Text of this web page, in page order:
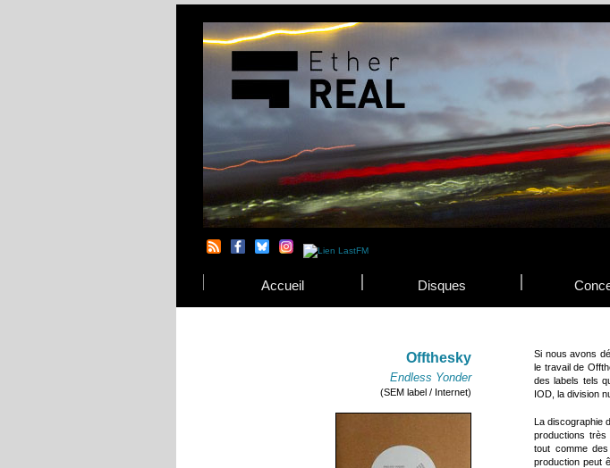
Accueil Disques
Offthesky
Endless Yonder
(SEM label / Internet)
Si nous avons
le travail de
des labels tels
IOD, la division
La discographie
productions
tout comme
production peut